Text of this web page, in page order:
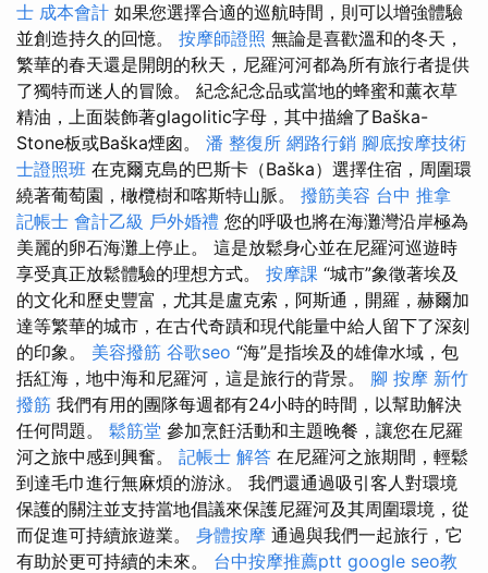
士 成本會計 如果您選擇合適的巡航時間，則可以增強體驗
並創造持久的回憶。 按摩師證照 無論是喜歡溫和的冬天，
繁華的春天還是開朗的秋天，尼羅河河都為所有旅行者提供
了獨特而迷人的冒險。 紀念紀念品或當地的蜂蜜和薰衣草
精油，上面裝飾著glagolitic字母，其中描繪了Baška-
Stone板或Baška煙囪。 潘 整復所 網路行銷 腳底按摩技術
士證照班 在克爾克島的巴斯卡（Baška）選擇住宿，周圍環
繞著葡萄園，橄欖樹和喀斯特山脈。 撥筋美容 台中 推拿
記帳士 會計乙級 戶外婚禮 您的呼吸也將在海灘灣沿岸極為
美麗的卵石海灘上停止。 這是放鬆身心並在尼羅河巡遊時
享受真正放鬆體驗的理想方式。 按摩課 “城市”象徵著埃及
的文化和歷史豐富，尤其是盧克索，阿斯通，開羅，赫爾加
達等繁華的城市，在古代奇蹟和現代能量中給人留下了深刻
的印象。 美容撥筋 谷歌seo “海”是指埃及的雄偉水域，包
括紅海，地中海和尼羅河，這是旅行的背景。 腳 按摩 新竹
撥筋 我們有用的團隊每週都有24小時的時間，以幫助解決
任何問題。 鬆筋堂 參加烹飪活動和主題晚餐，讓您在尼羅
河之旅中感到興奮。 記帳士 解答 在尼羅河之旅期間，輕鬆
到達毛巾進行無麻煩的游泳。 我們還通過吸引客人對環境
保護的關注並支持當地倡議來保護尼羅河及其周圍環境，從
而促進可持續旅遊業。 身體按摩 通過與我們一起旅行，它
有助於更​​可持續的未來。 台中按摩推薦ptt google seo教